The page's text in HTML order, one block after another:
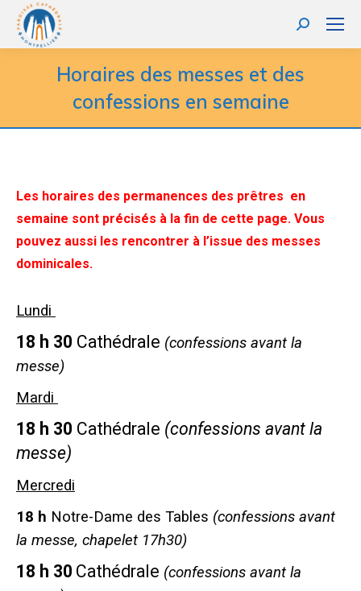
Horaires des messes et des
confessions en semaine
Les horaires des permanences des prêtres en
semaine sont précisés à la fin de cette page. Vous
pouvez aussi les rencontrer à l’issue des messes
dominicales.
Lundi
18 h 30 Cathédrale (confessions avant la
messe)
Mardi
18 h 30 Cathédrale (confessions avant la
messe)
Mercredi
18 h Notre-Dame des Tables (confessions avant
la messe, chapelet 17h30)
18 h 30 Cathédrale (confessions avant la